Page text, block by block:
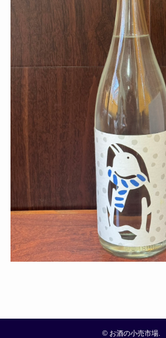
©お酒の小売市場.